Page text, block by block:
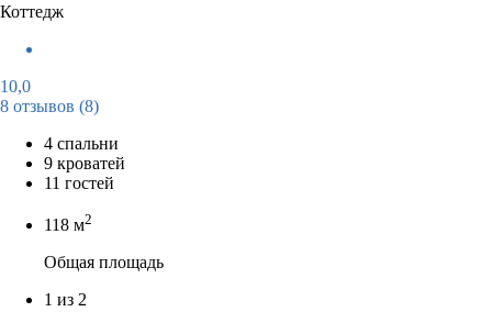
Коттедж
10,0
8 отзывов (8)
4 спальни
9 кроватей
11 гостей
118 м2
Общая площадь
1 из 2